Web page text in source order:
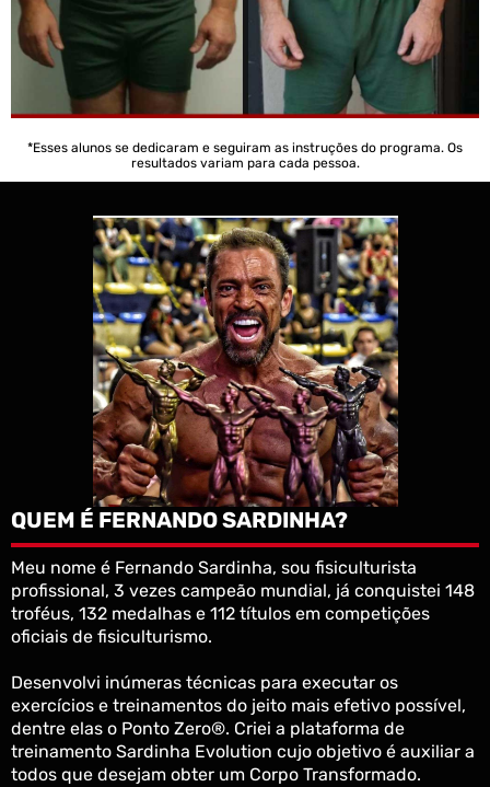
*Esses alunos se dedicaram e seguiram as instruções do programa. Os
resultados variam para cada pessoa.
QUEM É FERNANDO SARDINHA?
Meu nome é Fernando Sardinha, sou fisiculturista
profissional, 3 vezes campeão mundial, já conquistei 148
troféus, 132 medalhas e 112 títulos em competições
oficiais de fisiculturismo.
Desenvolvi inúmeras técnicas para executar os
exercícios e treinamentos do jeito mais efetivo possível,
dentre elas o Ponto Zero®. Criei a plataforma de
treinamento Sardinha Evolution cujo objetivo é auxiliar a
todos que desejam obter um Corpo Transformado.